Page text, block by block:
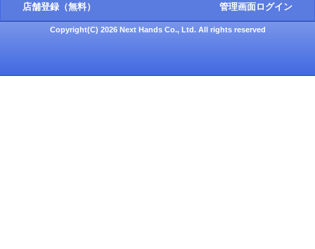
店舗登録（無料） 管理画面ログイン
Copyright(C) 2026 Next Hands Co., Ltd. All rights reserved